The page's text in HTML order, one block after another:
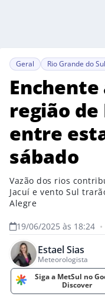
Geral Rio Grande do Sul
Enchente
região
entre
sábado
Vazão dos rios
Jacuí e vento Sul
Alegre
19/06/2025 às 18:24 •
Estael Sias
Meteorologista
Siga a MetSul no
Discover